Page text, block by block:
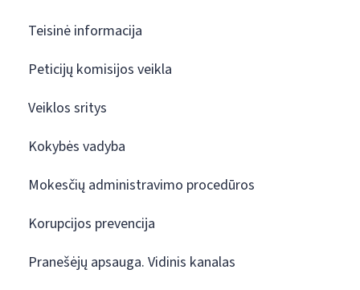
Teisinė informacija
Peticijų komisijos veikla
Veiklos sritys
Kokybės vadyba
Mokesčių administravimo procedūros
Korupcijos prevencija
Pranešėjų apsauga. Vidinis kanalas